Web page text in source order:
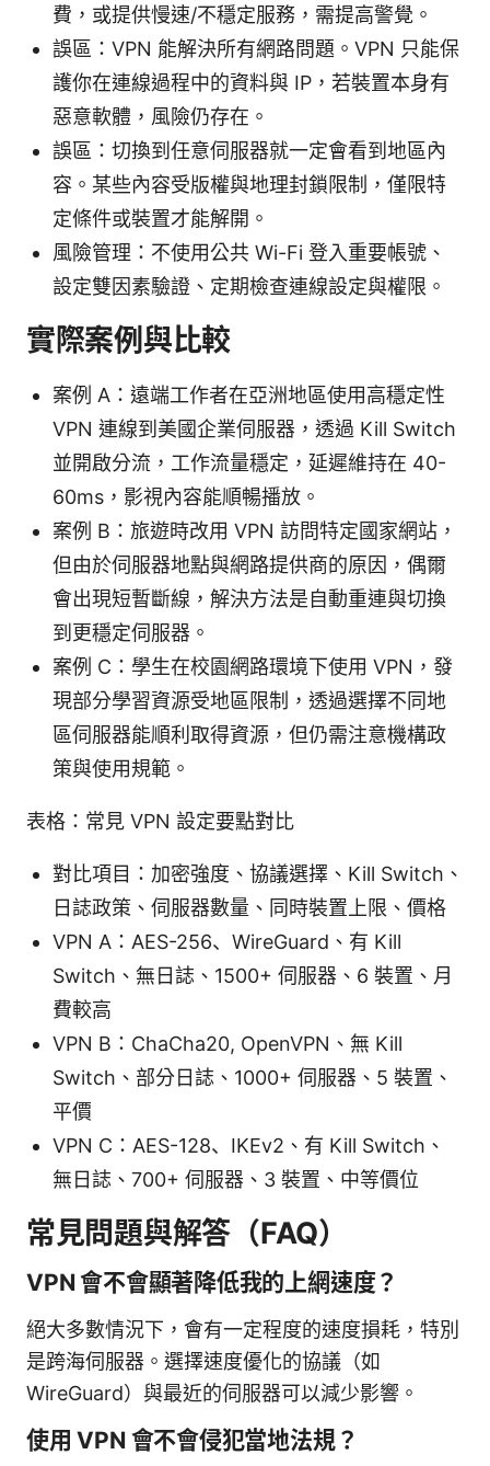
費，或提供慢速/不穩定服務，需提高警覺。
誤區：VPN 能解決所有網路問題。VPN 只能保
護你在連線過程中的資料與 IP，若裝置本身有
惡意軟體，風險仍存在。
誤區：切換到任意伺服器就一定會看到地區內
容。某些內容受版權與地理封鎖限制，僅限特
定條件或裝置才能解開。
風險管理：不使用公共 Wi-Fi 登入重要帳號、
設定雙因素驗證、定期檢查連線設定與權限。
實際案例與比較
案例 A：遠端工作者在亞洲地區使用高穩定性
VPN 連線到美國企業伺服器，透過 Kill Switch
並開啟分流，工作流量穩定，延遲維持在 40-
60ms，影視內容能順暢播放。
案例 B：旅遊時改用 VPN 訪問特定國家網站，
但由於伺服器地點與網路提供商的原因，偶爾
會出現短暫斷線，解決方法是自動重連與切換
到更穩定伺服器。
案例 C：學生在校園網路環境下使用 VPN，發
現部分學習資源受地區限制，透過選擇不同地
區伺服器能順利取得資源，但仍需注意機構政
策與使用規範。
表格：常見 VPN 設定要點對比
對比項目：加密強度、協議選擇、Kill Switch、
日誌政策、伺服器數量、同時裝置上限、價格
VPN A：AES-256、WireGuard、有 Kill
Switch、無日誌、1500+ 伺服器、6 裝置、月
費較高
VPN B：ChaCha20, OpenVPN、無 Kill
Switch、部分日誌、1000+ 伺服器、5 裝置、
平價
VPN C：AES-128、IKEv2、有 Kill Switch、
無日誌、700+ 伺服器、3 裝置、中等價位
常見問題與解答（FAQ）
VPN 會不會顯著降低我的上網速度？
絕大多數情況下，會有一定程度的速度損耗，特別
是跨海伺服器。選擇速度優化的協議（如
WireGuard）與最近的伺服器可以減少影響。
使用 VPN 會不會侵犯當地法規？